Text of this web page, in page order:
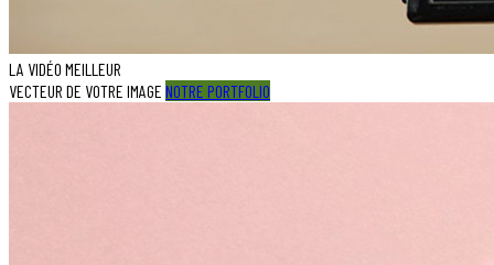
LA VIDÉO MEILLEUR
VECTEUR DE VOTRE IMAGE NOTRE PORTFOLIO